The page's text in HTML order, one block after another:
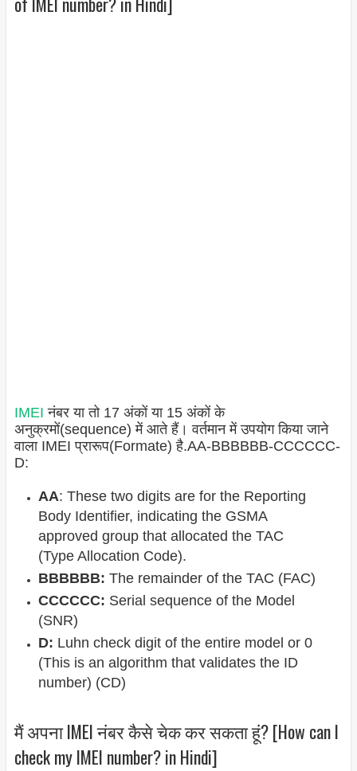
IMEI नंबर या तो 17 अंकों या 15 अंकों के
अनुक्रमों(sequence) में आते हैं। वर्तमान में उपयोग किया जाने
वाला IMEI प्रारूप(Formate) है.AA-BBBBBB-CCCCCC-
D:
AA: These two digits are for the Reporting
Body Identifier, indicating the GSMA
approved group that allocated the TAC
(Type Allocation Code).
BBBBBB: The remainder of the TAC (FAC)
CCCCCC: Serial sequence of the Model
(SNR)
D: Luhn check digit of the entire model or 0
(This is an algorithm that validates the ID
number) (CD)
मैं अपना IMEI नंबर कैसे चेक कर सकता हूं? [How can I
check my IMEI number? in Hindi]